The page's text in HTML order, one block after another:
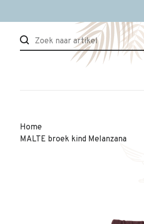
Home
MALTE broek kind Melanzana